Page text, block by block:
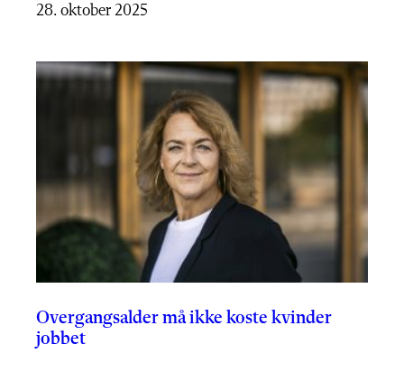
28. oktober 2025
Overgangsalder må ikke koste kvinder
jobbet